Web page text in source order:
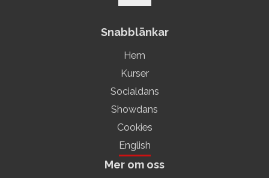
Snabblänkar
Hem
Kurser
Socialdans
Showdans
Cookies
English
Mer om oss